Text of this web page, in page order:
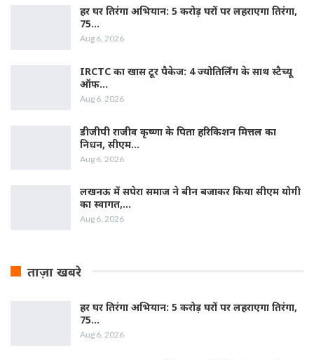
हर घर तिरंगा अभियान: 5 करोड़ घरों पर लहराएगा तिरंगा,
75…
Aug 6, 2026
IRCTC का खास टूर पैकेज: 4 ज्योतिर्लिंग के साथ स्टैच्यू
ऑफ…
Aug 6, 2026
डीजीपी राजीव कृष्णा के पिता हरिकिशन मित्तल का
निधन, सीएम…
Aug 6, 2026
लखनऊ में सपेरा समाज ने बीन बजाकर किया सीएम योगी
का स्वागत,…
Aug 6, 2026
ताज़ा खबरे
हर घर तिरंगा अभियान: 5 करोड़ घरों पर लहराएगा तिरंगा,
75…
Aug 6, 2026